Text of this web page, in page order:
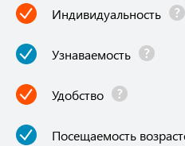
Индивидуальность
Узнаваемость
Удобство
Посещаемость